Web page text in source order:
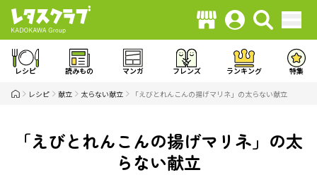
レシピ 読みもの マンガ フレンズ ランキング 特集
レシピ 献立 太らない献立 「えびとれんこんの揚げマリネ」の太らない献立
「えびとれんこんの揚げマリネ」の太
らない献立